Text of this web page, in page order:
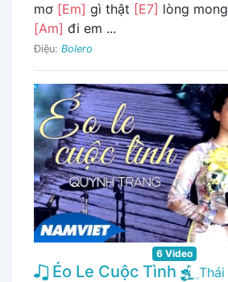
mơ [Em] gì thật [E7] lòng
[Am] đi em ...
Điệu: Bolero
6 Video
Éo Le Cuộc Tình
Thái